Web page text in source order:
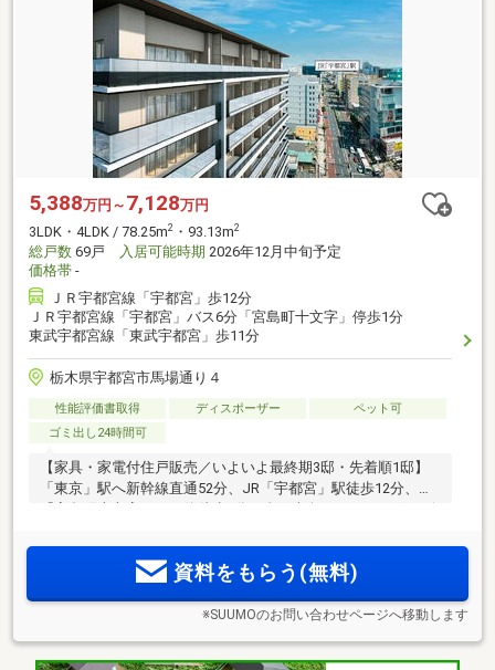
5,388万円～ 7,128万円
3LDK・4LDK / 78.25m2 ・93.13m2
総戸数 69戸 入居可能時期 2026年12月中旬予定
価格帯 -
ＪＲ宇都宮線「宇都宮」歩12分
ＪＲ宇都宮線「宇都宮」バス6分「宮島町十文字」停歩1分
東武宇都宮線「東武宇都宮」歩11分
栃木県宇都宮市馬場通り４
性能評価書取得 ディスポーザー
ペット可
ゴミ出し24時間可
【家具・家電付住戸販売／いよいよ最終期3邸・先着順1邸】
「東京」駅へ新幹線直通52分、JR「宇都宮」駅徒歩12分、
貨店」やオリオン通り商店街が身近。完成済の実際の部屋で
広さや陽光を体感。 資料をもらう(無料)
※SUUMOのお問い合わせページへ移動します